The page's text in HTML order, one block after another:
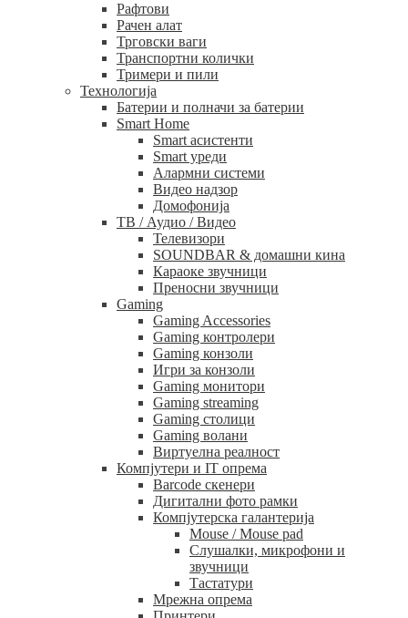
Рафтови
Рачен алат
Трговски ваги
Транспортни колички
Тримери и пили
Технологија
Батерии и полначи за батерии
Smart Home
Smart асистенти
Smart уреди
Алармни системи
Видео надзор
Домофонија
ТВ / Аудио / Видео
Телевизори
SOUNDBAR & домашни кина
Караоке звучници
Преносни звучници
Gaming
Gaming Accessories
Gaming контролери
Gaming конзоли
Игри за конзоли
Gaming монитори
Gaming streaming
Gaming столици
Gaming волани
Виртуелна реалност
Компјутери и IT опрема
Barcode скенери
Дигитални фото рамки
Компјутерска галантерија
Mouse / Mouse pad
Слушалки, микрофони и
звучници
Тастатури
Мрежна опрема